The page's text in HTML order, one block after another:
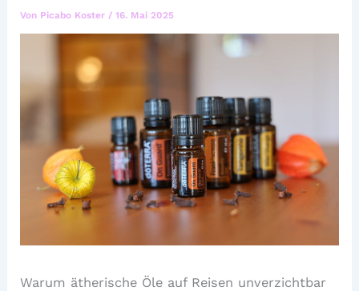
Von Picabo Koster /16. Mai 2025
Warum ätherische Öle auf Reisen unverzichtbar